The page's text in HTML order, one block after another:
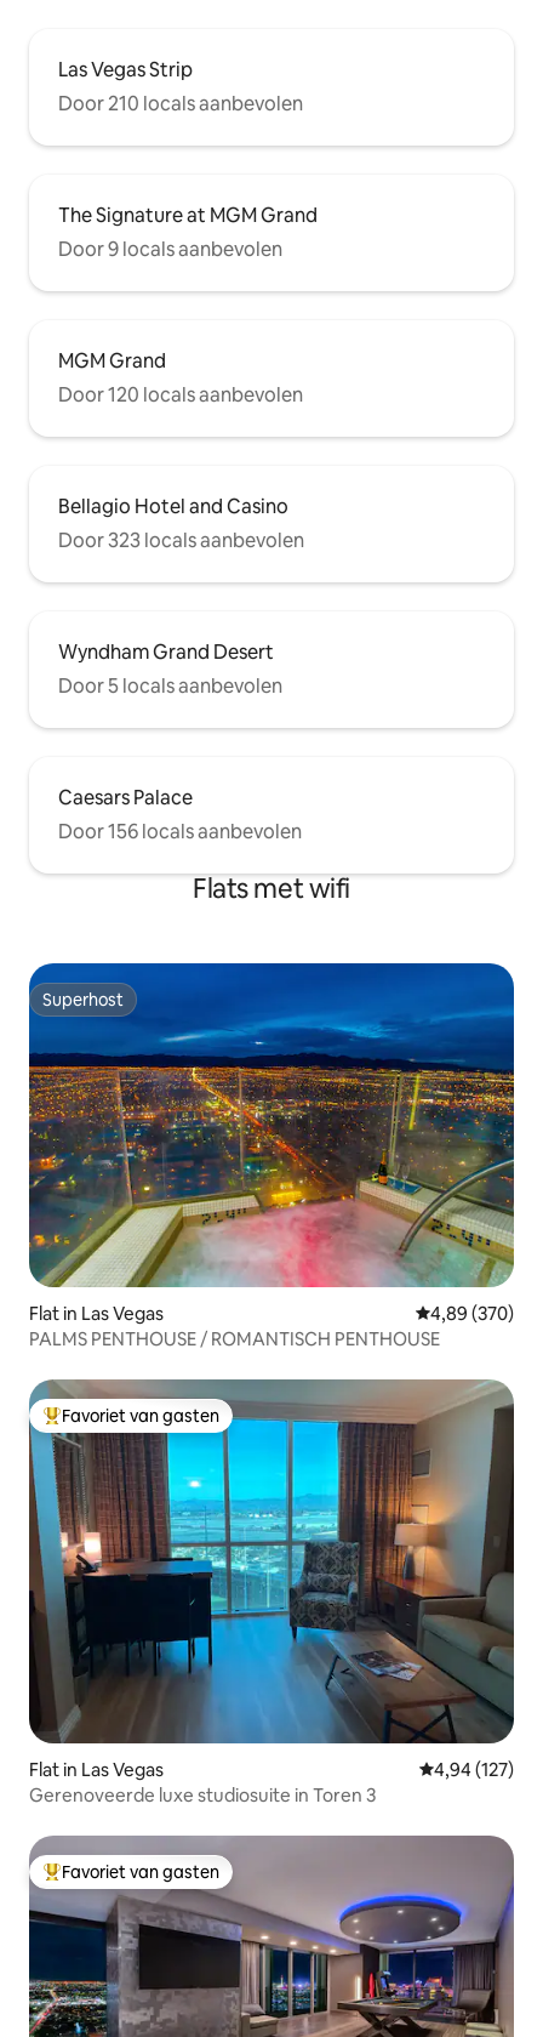
Las Vegas Strip
Door 210 locals aanbevolen
The Signature at MGM Grand
Door 9 locals aanbevolen
MGM Grand
Door 120 locals aanbevolen
Bellagio Hotel and Casino
Door 323 locals aanbevolen
Wyndham Grand Desert
Door 5 locals aanbevolen
Caesars Palace
Door 156 locals aanbevolen
Flats met wifi
Superhost
Superhost
Flat in Las Vegas Gemiddelde
4,89 (370)
PALMS PENTHOUSE / ROMANTISCH PENTHOUSE
Topfavoriet van gasten
Favoriet van gasten
Flat in Las Vegas Gemiddelde
4,94 (127)
Gerenoveerde luxe studiosuite in Toren 3
Topfavoriet van gasten
Favoriet van gasten